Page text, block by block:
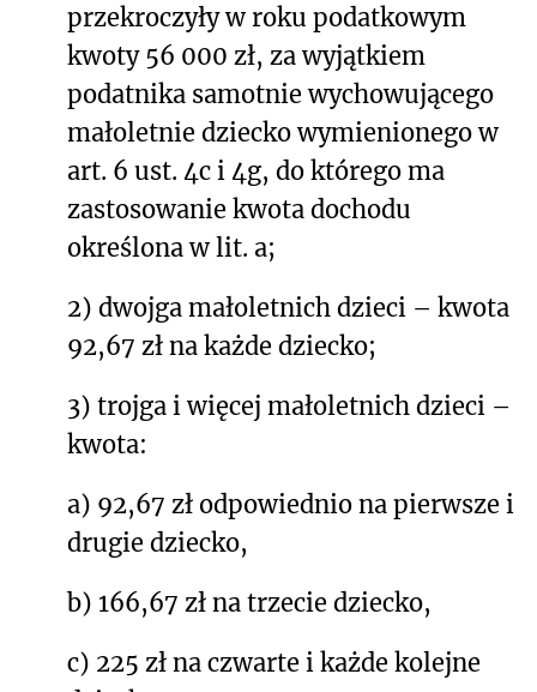
przekroczyły w roku podatkowym
kwoty 56 000 zł, za wyjątkiem
podatnika samotnie wychowującego
małoletnie dziecko wymienionego w
art. 6 ust. 4c i 4g, do którego ma
zastosowanie kwota dochodu
określona w lit. a;
2) dwojga małoletnich dzieci – kwota
92,67 zł na każde dziecko;
3) trojga i więcej małoletnich dzieci –
kwota:
a) 92,67 zł odpowiednio na pierwsze i
drugie dziecko,
b) 166,67 zł na trzecie dziecko,
c) 225 zł na czwarte i każde kolejne